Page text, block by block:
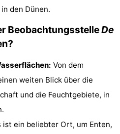
den Dünen.
BeobachtungsstelleDe
Von dem
weiten Blick über die
und die Feuchtgebiete, in
ist ein beliebter Ort, um Enten,